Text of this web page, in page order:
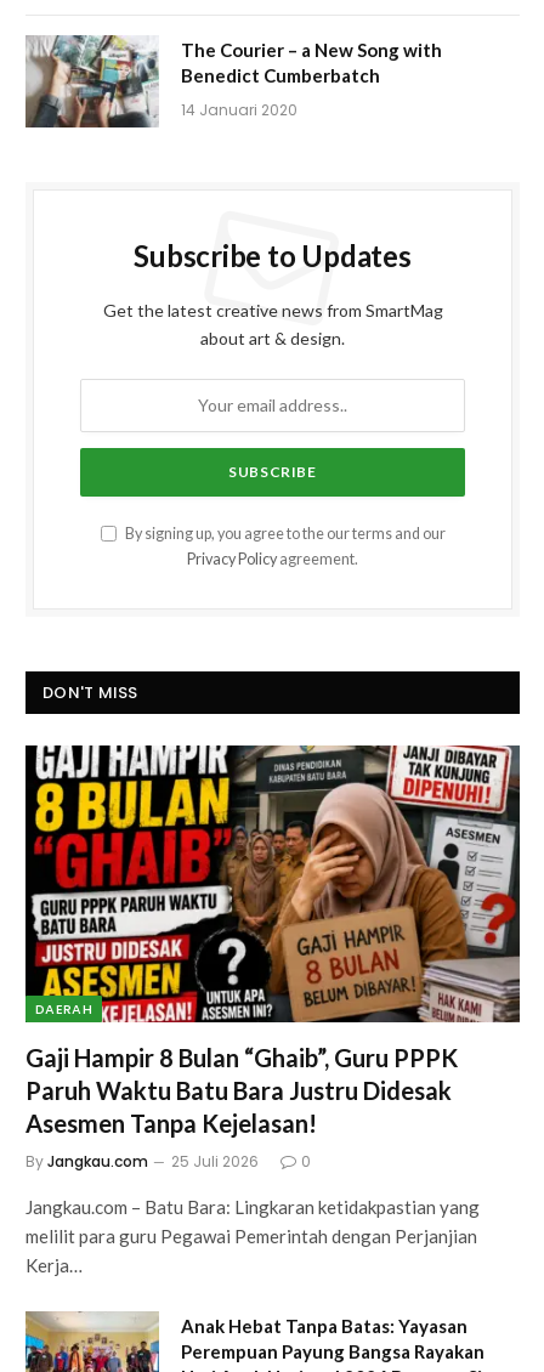
The Courier – a New Song with
Benedict Cumberbatch
14 Januari 2020
Subscribe to Updates
Get the latest creative news from SmartMag
about art & design.
By signing up, you agree to the our terms and our
Privacy Policy agreement.
DON'T MISS
DAERAH
Gaji Hampir 8 Bulan “Ghaib”, Guru PPPK
Paruh Waktu Batu Bara Justru Didesak
Asesmen Tanpa Kejelasan!
ByJangkau.com 25 Juli 2026 0
Jangkau.com – Batu Bara: Lingkaran ketidakpastian yang
melilit para guru Pegawai Pemerintah dengan Perjanjian
Kerja…
Anak Hebat Tanpa Batas: Yayasan
Perempuan Payung Bangsa Rayakan